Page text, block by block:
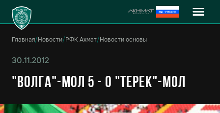
Главная/Новости/РФК Ахмат/Новости основы
30.11.2012
"Волга"-мол 5 - 0 "Терек"-мол